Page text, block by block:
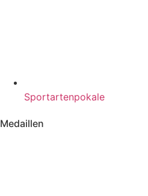
Sportartenpokale
Medaillen